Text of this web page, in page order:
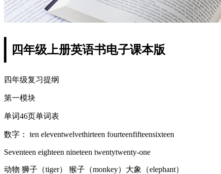
四年级上册英语书电子课本版
四年级复习提纲
第一模块
单词46页单词表
数字： ten eleventwelvethirteen fourteenfifteensixteen
Seventeen eighteen nineteen twentytwenty-one
动物 狮子（tiger） 猴子（monkey）大象（elephant）